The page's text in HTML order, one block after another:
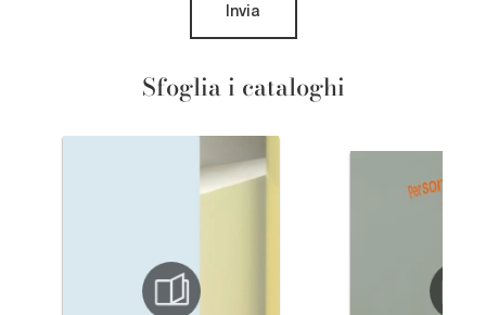
Sfoglia i cataloghi
Invia